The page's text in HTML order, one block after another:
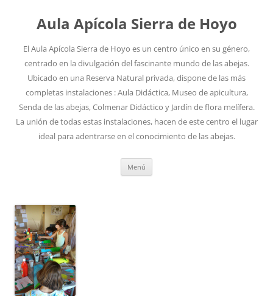
Aula Apícola Sierra de Hoyo
El Aula Apícola Sierra de Hoyo es un centro único en su género,
centrado en la divulgación del fascinante mundo de las abejas.
Ubicado en una Reserva Natural privada, dispone de las más
completas instalaciones : Aula Didáctica, Museo de apicultura,
Senda de las abejas, Colmenar Didáctico y Jardín de flora melífera.
La unión de todas estas instalaciones, hacen de este centro el lugar
ideal para adentrarse en el conocimiento de las abejas.
Menú